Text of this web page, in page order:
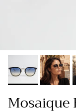
Mosaique